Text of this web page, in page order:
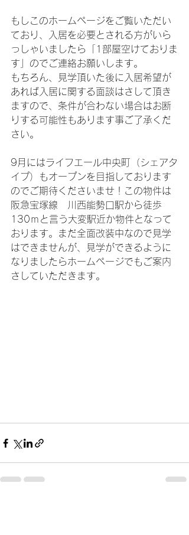
もしこのホームページをご覧いただい
ており、入居を必要とされる方がいら
っしゃいましたら「1部屋空けておりま
す」のでご連絡お願いします。
もちろん、見学頂いた後に入居希望が
あれば入居に関する面談はさして頂き
ますので、条件が合わない場合はお断
りする可能性もあります事ご了承くだ
さい。
9月にはライフエール中央町（シェアタ
イプ）もオープンを目指しております
のでご期待くださいませ！この物件は
阪急宝塚線　川西能勢口駅から徒歩
130ｍと言う大変駅近か物件となって
おります。まだ全面改装中なので見学
はできませんが、見学ができるように
なりましたらホームページでもご案内
さしていただきます。